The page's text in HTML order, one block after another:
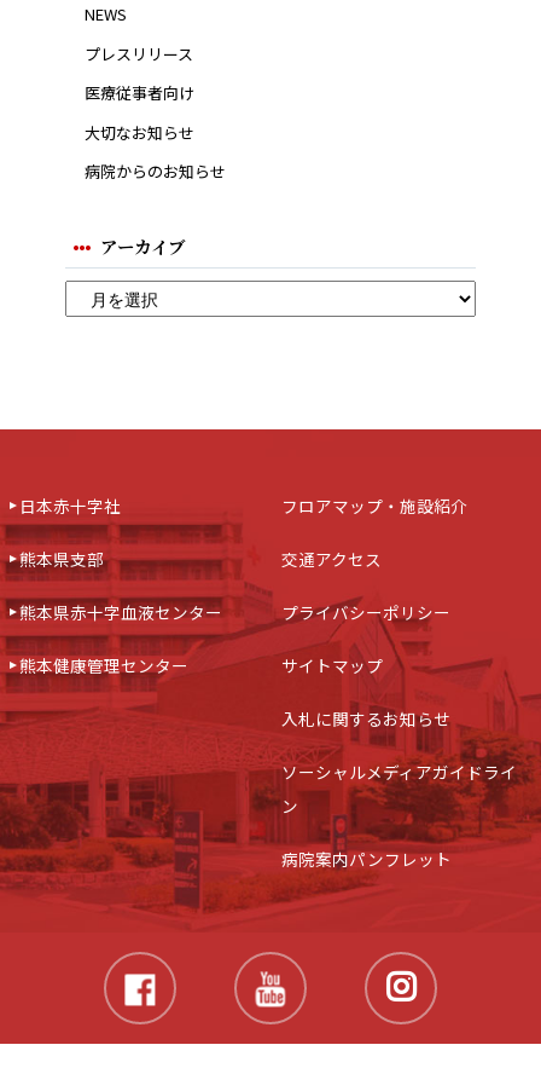
NEWS
プレスリリース
医療従事者向け
大切なお知らせ
病院からのお知らせ
アーカイブ
日本赤十字社
熊本県支部
熊本県赤十字血液センター
熊本健康管理センター
フロアマップ・施設紹介
交通アクセス
プライバシーポリシー
サイトマップ
入札に関するお知らせ
ソーシャルメディアガイドライ
ン
病院案内パンフレット